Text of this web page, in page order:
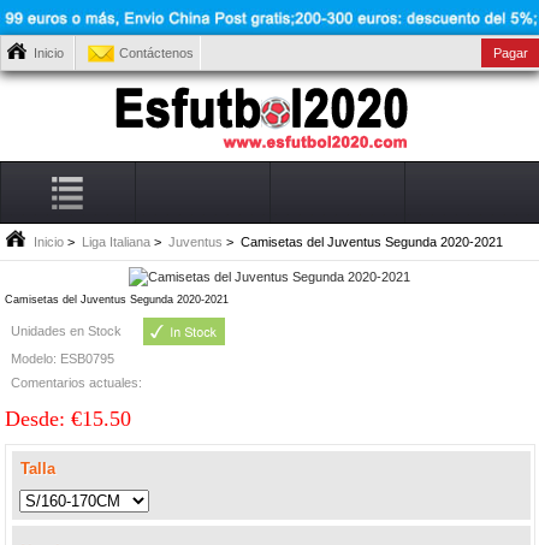
Inicio Contáctenos Pagar
Inicio > Liga Italiana > Juventus > Camisetas del Juventus Segunda 2020-2021
Camisetas del Juventus Segunda 2020-2021
Unidades en Stock
Modelo: ESB0795
Comentarios actuales:
Desde: €15.50
Talla